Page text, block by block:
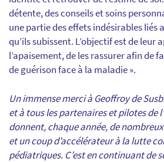
détente, des conseils et soins
unepartie des effets indésirables
qu’ils subissent. L’objectif est de
l’apaisement, de les rassurer afin de
de guérison face à la maladie ».
Un immense merci à Geoffroy de
et à tous les partenaires et pilotes de
donnent, chaque année, de
et un coup d’accélérateur à la lutte
pédiatriques. C’est en continuant de